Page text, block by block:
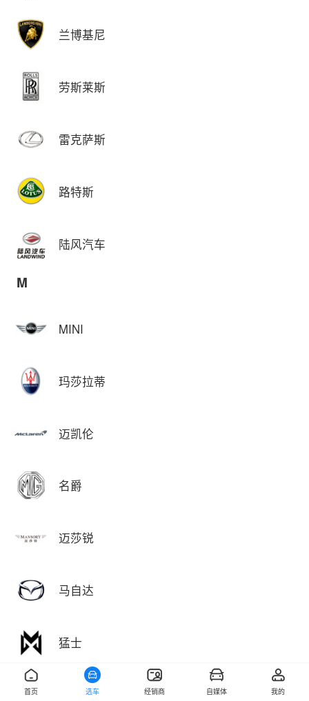
兰博基尼
劳斯莱斯
雷克萨斯
路特斯
陆风汽车
M
MINI
玛莎拉蒂
迈凯伦
名爵
迈莎锐
马自达
猛士
首页 选车 经销商 自媒体 我的